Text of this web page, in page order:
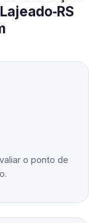
o ponto de